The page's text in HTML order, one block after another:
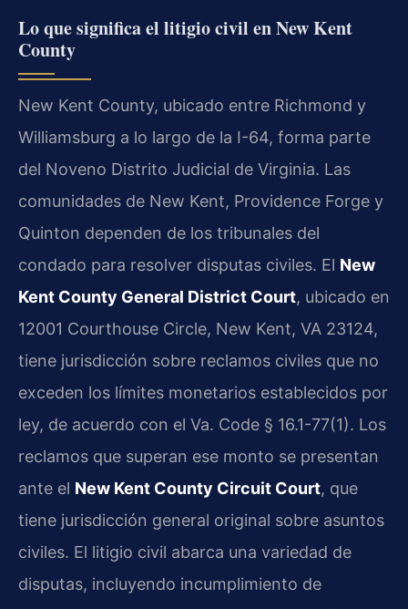
Lo que significa el litigio civil en New Kent
County
New Kent County, ubicado entre Richmond y
Williamsburg a lo largo de la I-64, forma parte
del Noveno Distrito Judicial de Virginia. Las
comunidades de New Kent, Providence Forge y
Quinton dependen de los tribunales del
condado para resolver disputas civiles. El New
Kent County General District Court, ubicado en
12001 Courthouse Circle, New Kent, VA 23124,
tiene jurisdicción sobre reclamos civiles que no
exceden los límites monetarios establecidos por
ley, de acuerdo con el Va. Code § 16.1-77(1). Los
reclamos que superan ese monto se presentan
ante el New Kent County Circuit Court, que
tiene jurisdicción general original sobre asuntos
civiles. El litigio civil abarca una variedad de
disputas, incluyendo incumplimiento de